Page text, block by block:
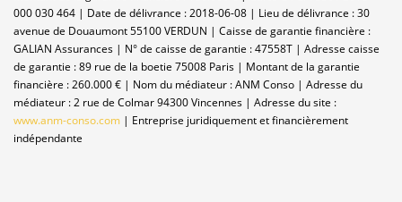
000 030 464 | Date de délivrance : 2018-06-08 | Lieu de délivrance : 30
avenue de Douaumont 55100 VERDUN | Caisse de garantie financière :
GALIAN Assurances | N° de caisse de garantie : 47558T | Adresse caisse
de garantie : 89 rue de la boetie 75008 Paris | Montant de la garantie
financière : 260.000 € | Nom du médiateur : ANM Conso | Adresse du
médiateur : 2 rue de Colmar 94300 Vincennes | Adresse du site :
www.anm-conso.com | Entreprise juridiquement et financièrement
indépendante